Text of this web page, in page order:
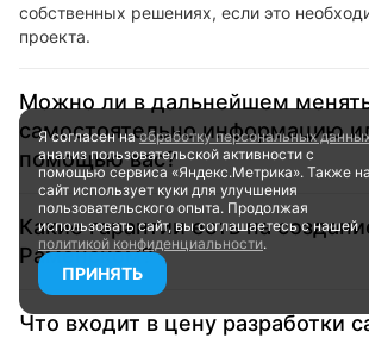
собственных решениях, если это
проекта.
Можно ли в дальнейшем
самостоятельно информацию
помощью вас?
Какие гарантии есть на
Раменском?
Что входит в цену разработки
Я согласен наобработку персональных
анализ пользовательской активности с
помощью сервиса «Яндекс.Метрика». Также
сайт использует куки для улучшения
пользовательского опыта. Продолжая
использовать сайт, вы соглашаетесьс нашей
политикой конфиденциальности.
ПРИНЯТЬ